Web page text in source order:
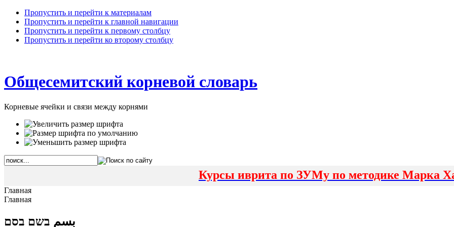
Пропустить и перейти к материалам
Пропустить и перейти к главной навигации
Пропустить и перейти к первому столбцу
Пропустить и перейти ко второму столбцу
Общесемитский корневой словарь
Корневые ячейки и связи между корнями
Курсы иврита по ЗУМу по методике Марка
Главная
Главная
بسم בשם בסם